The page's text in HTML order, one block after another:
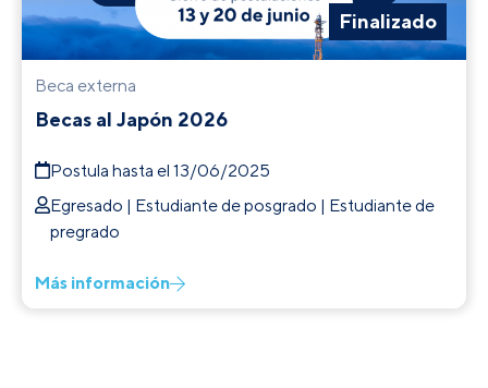
Finalizado
Beca externa
Becas al Japón 2026
Postula hasta el 13/06/2025
Egresado | Estudiante de posgrado | Estudiante de
pregrado
Más información